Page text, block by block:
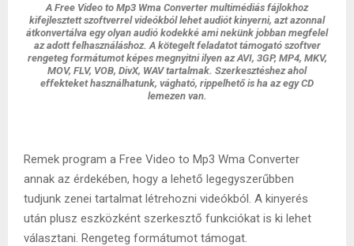
A Free Video to Mp3 Wma Converter multimédiás fájlokhoz
kifejlesztett szoftverrel videókból lehet audiót kinyerni, azt azonnal
átkonvertálva egy olyan audió kodekké ami nekünk jobban megfelel
az adott felhasználáshoz. A kötegelt feladatot támogató szoftver
rengeteg formátumot képes megnyitni ilyen az AVI, 3GP, MP4, MKV,
MOV, FLV, VOB, DivX, WAV tartalmak. Szerkesztéshez ahol
effekteket használhatunk, vágható, rippelhető is ha az egy CD
lemezen van.
Remek program a Free Video to Mp3 Wma Converter
annak az érdekében, hogy a lehető legegyszerűbben
tudjunk zenei tartalmat létrehozni videókból. A kinyerés
után plusz eszközként szerkesztő funkciókat is ki lehet
választani. Rengeteg formátumot támogat.